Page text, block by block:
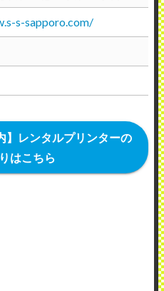
s-sapporo.com/
】レンタルプリンターの
はこちら